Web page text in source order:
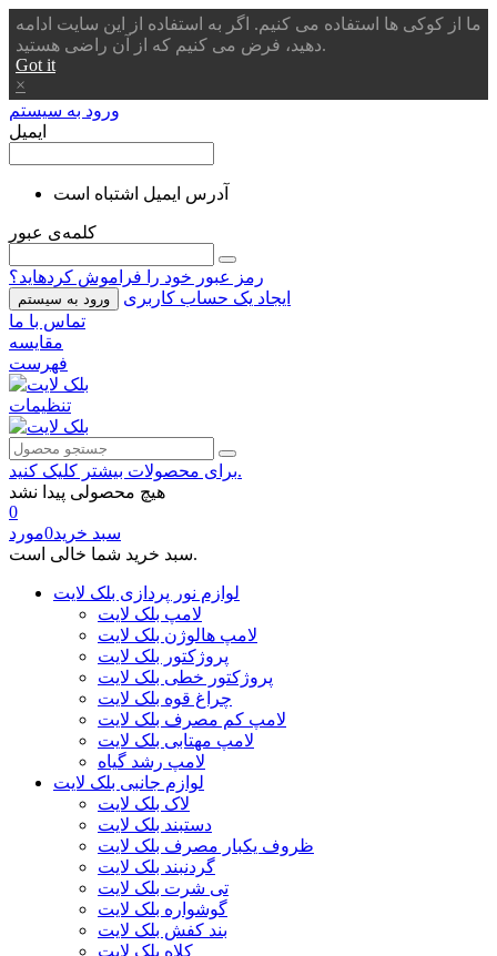
ما از کوکی ها استفاده می کنیم. اگر به استفاده از این سایت ادامه
دهید، فرض می کنیم که از آن راضی هستید.
Got it
×
ورود به سیستم
ایمیل
آدرس ایمیل اشتباه است
کلمه‌ی عبور
رمز عبور خود را فراموش کردهاید؟
ورود به سیستم
ایجاد یک حساب کاربری
تماس با ما
مقایسه
فهرست
تنظیمات
برای محصولات بیشتر کلیک کنید.
هیچ محصولی پیدا نشد
0
سبد خرید0مورد
سبد خرید شما خالی است.
لوازم نور پردازی بلک لایت
لامپ بلک لایت
لامپ هالوژن بلک لایت
پروژکتور بلک لایت
پروژکتور خطی بلک لایت
چراغ قوه بلک لایت
لامپ کم مصرف بلک لایت
لامپ مهتابی بلک لایت
لامپ رشد گیاه
لوازم جانبی بلک لایت
لاک بلک لایت
دستبند بلک لایت
ظروف یکبار مصرف بلک لایت
گردنبند بلک لایت
تی شرت بلک لایت
گوشواره بلک لایت
بند کفش بلک لایت
کلاه بلک لایت